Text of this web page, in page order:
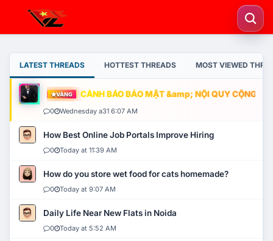
LATEST THREADS HOTTEST THREADS MOST VIEWED
VÀNG CẢNH BÁO BẢO MẬT &amp; NỘI QUY CỘNG
0 Wednesday a31 6:07 AM
How Best Online Job Portals Improve Hiring
0 Today at 11:39 AM
How do you store wet food for cats homemade?
0 Today at 9:07 AM
Daily Life Near New Flats in Noida
0 Today at 5:52 AM